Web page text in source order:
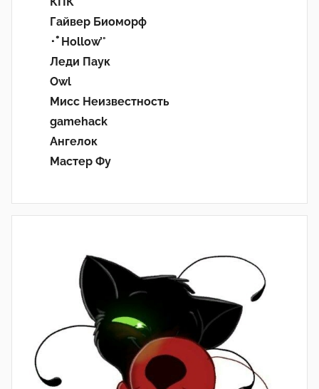
Гайвер Биоморф
･ﾟHollow’°
Леди Паук
Owl
Мисс Неизвестность
gamehack
Ангелок
Мастер Фу